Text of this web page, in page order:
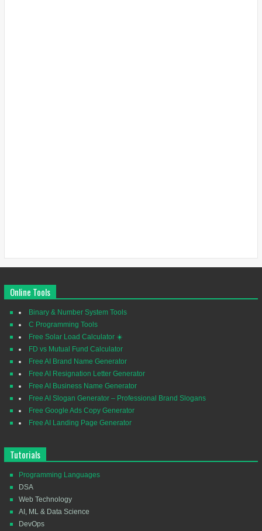
Online Tools
Binary & Number System Tools
C Programming Tools
Free Solar Load Calculator ☀️
FD vs Mutual Fund Calculator
Free AI Brand Name Generator
Free AI Resignation Letter Generator
Free AI Business Name Generator
Free AI Slogan Generator – Professional Brand Slogans
Free Google Ads Copy Generator
Free AI Landing Page Generator
Tutorials
Programming Languages
DSA
Web Technology
AI, ML & Data Science
DevOps